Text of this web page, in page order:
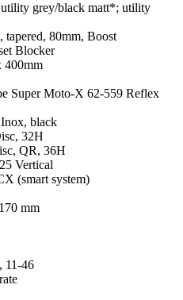
grey/black matt*; utility
tapered, 80mm, Boost
Blocker
400mm
Super Moto-X 62-559 Reflex
black
32H
QR, 36H
Vertical
(smart system)
mm
11-46